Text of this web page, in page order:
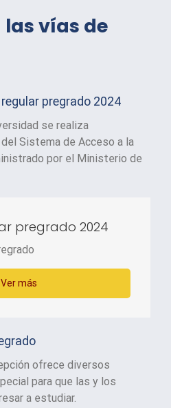
las vías de
pregrado 2024
se realiza
Sistema de Acceso a la
por el Ministerio de
pregrado 2024
Ver más
ofrece diversos
para que las y los
a estudiar.